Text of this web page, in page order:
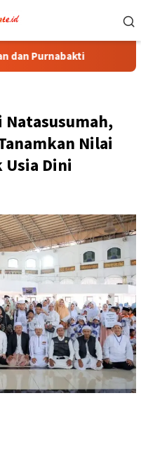
Bhakti dan Warga Siap
Nilai
Usia Dini